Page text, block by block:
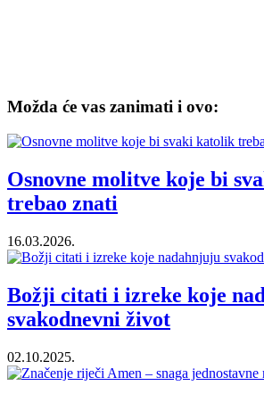
Možda će vas zanimati i ovo:
Osnovne molitve koje bi
trebao znati
16.03.2026.
Božji citati i izreke koje
svakodnevni život
02.10.2025.